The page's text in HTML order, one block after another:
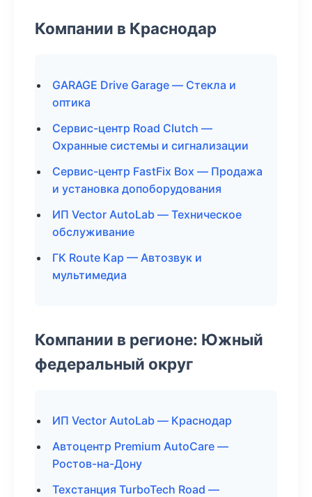
Компании в Краснодар
GARAGE Drive Garage — Стекла и
оптика
Сервис-центр Road Clutch —
Охранные системы и сигнализации
Сервис-центр FastFix Box — Продажа
и установка допоборудования
ИП Vector AutoLab — Техническое
обслуживание
ГК Route Кар — Автозвук и
мультимедиа
Компании в регионе: Южный
федеральный округ
ИП Vector AutoLab — Краснодар
Автоцентр Premium AutoCare —
Ростов-на-Дону
Техстанция TurboTech Road —